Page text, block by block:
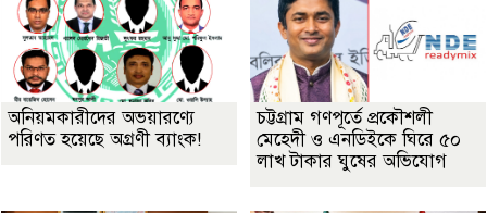
অনিয়মকারীদের অভয়ারণ্যে
পরিণত হয়েছে অগ্রণী ব্যাংক!
চট্টগ্রাম গণপূর্তে প্রকৌশলী
মেহেদী ও এনডিইকে ঘিরে ৫০
লাখ টাকার ঘুষের অভিযোগ